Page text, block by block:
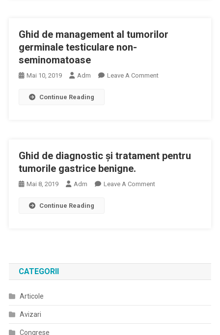
Tumorile
Ghid de management al tumorilor
germinale testiculare non-
seminomatoase
Mai 10, 2019 Adm Leave A CommentOn
Testiculare
Continue Reading
Ghid de diagnostic şi tratament pentru
tumorile gastrice benigne.
Mai 8, 2019 Adm Leave A CommentOn
Tumorile
Continue Reading
CATEGORII
Articole
Avizari
Congrese